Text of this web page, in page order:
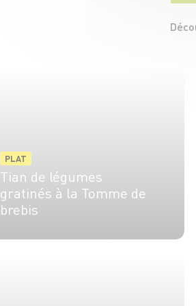
PLAT
Tian de légumes
gratinés à la Tomme de
brebis